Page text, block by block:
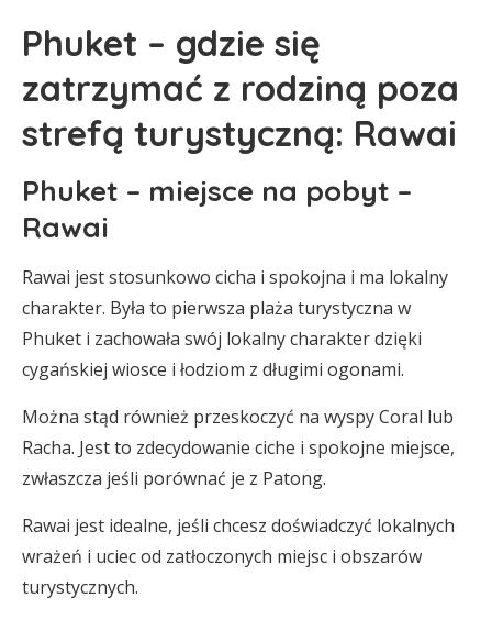
Phuket – gdzie się
zatrzymać z rodziną poza
strefą turystyczną: Rawai
Phuket – miejsce na pobyt –
Rawai
Rawai jest stosunkowo cicha i spokojna i ma lokalny
charakter. Była to pierwsza plaża turystyczna w
Phuket i zachowała swój lokalny charakter dzięki
cygańskiej wiosce i łodziom z długimi ogonami.
Można stąd również przeskoczyć na wyspy Coral lub
Racha. Jest to zdecydowanie ciche i spokojne miejsce,
zwłaszcza jeśli porównać je z Patong.
Rawai jest idealne, jeśli chcesz doświadczyć lokalnych
wrażeń i uciec od zatłoczonych miejsc i obszarów
turystycznych.